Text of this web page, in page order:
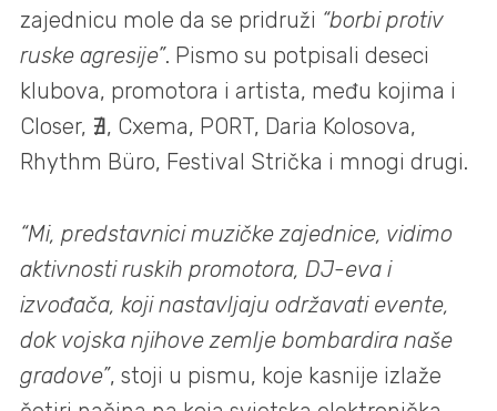
zajednicu mole da se pridruži “borbi protiv
ruske agresije”. Pismo su potpisali deseci
klubova, promotora i artista, među kojima i
Closer, ∄, Cxema, PORT, Daria Kolosova,
Rhythm Büro, Festival Strička i mnogi drugi.
“Mi, predstavnici muzičke zajednice, vidimo
aktivnosti ruskih promotora, DJ-eva i
izvođača, koji nastavljaju održavati evente,
dok vojska njihove zemlje bombardira naše
gradove”, stoji u pismu, koje kasnije izlaže